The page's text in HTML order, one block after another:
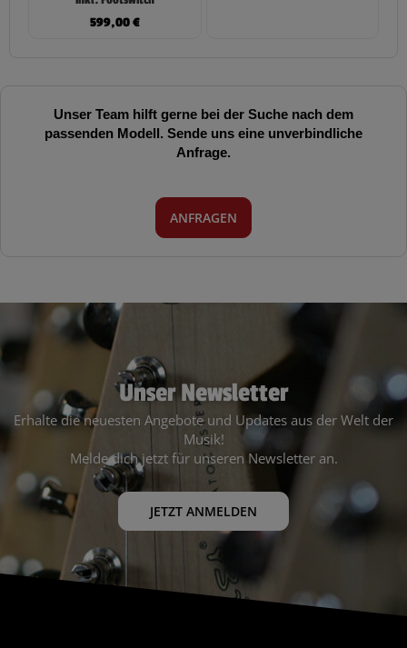
599,00€
Unser Team hilft gerne bei der Suche nach dem
passenden Modell. Sende uns eine unverbindliche
Anfrage.
ANFRAGEN
Unser Newsletter
Erhalte die neuesten Angebote und Updates aus der Welt der
Musik!
Melde dich jetzt für unseren Newsletter an.
JETZT ANMELDEN